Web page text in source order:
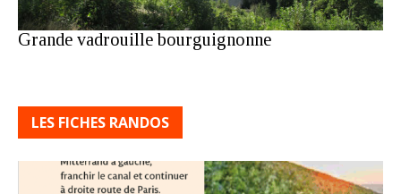
Grande vadrouille bourguignonne
LES FICHES RANDOS